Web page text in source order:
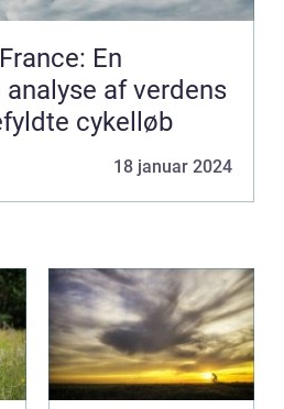
En
af verdens
cykelløb
18 januar 2024